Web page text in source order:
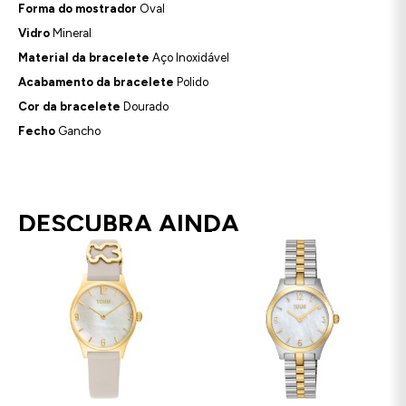
Forma do mostrador Oval
Vidro Mineral
Material da bracelete Aço Inoxidável
Acabamento da bracelete Polido
Cor da bracelete Dourado
Fecho Gancho
DESCUBRA AINDA